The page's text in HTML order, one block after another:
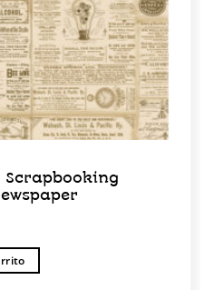
Scrapbooking